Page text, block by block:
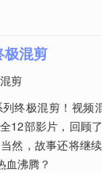
极混剪
列终极混剪！视频
12部影片，回顾
然，故事还将继
血沸腾？